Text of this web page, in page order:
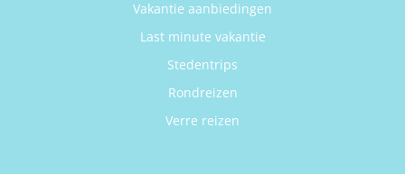
Vakantie aanbiedingen
Last minute vakantie
Stedentrips
Rondreizen
Verre reizen